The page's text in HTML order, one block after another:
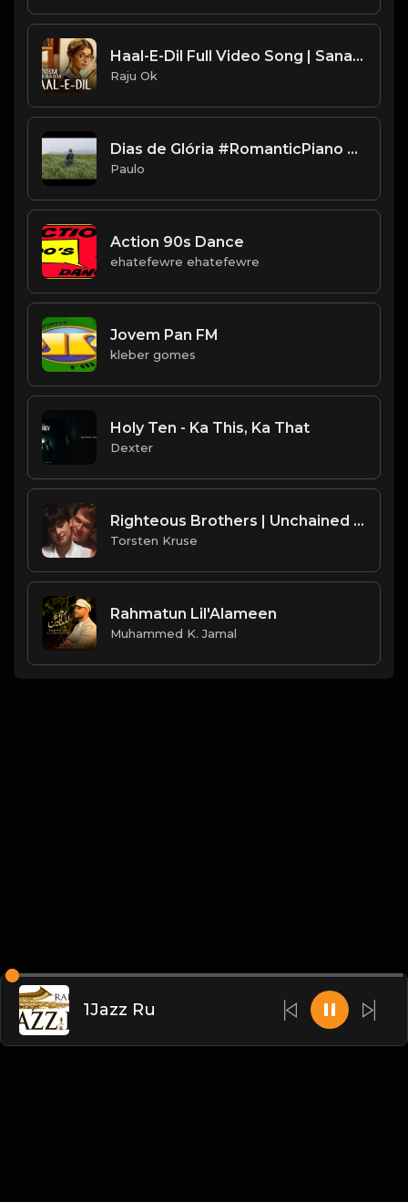
Haal-E-Dil Full Video Song | Sanam Teri Kasam
Raju Ok
Dias de Glória #RomanticPiano #Yiruma #Taipei #Macau
Paulo
Action 90s Dance
ehatefewre ehatefewre
Jovem Pan FM
kleber gomes
Holy Ten - Ka This, Ka That
Dexter
Righteous Brothers | Unchained Melody [From the Movie Ghost]
Torsten Kruse
Rahmatun Lil'Alameen
Muhammed K. Jamal
1Jazz Ru